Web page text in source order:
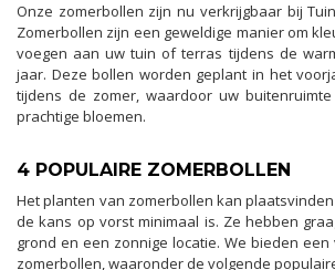
Onze zomerbollen zijn nu verkrijgbaar bij
Zomerbollen zijn een geweldige manier om
voegen aan uw tuin of terras tijdens de
jaar. Deze bollen worden geplant in het
tijdens de zomer, waardoor uw
prachtige bloemen.
4 POPULAIRE ZOMERBOLLEN
Het planten van zomerbollen kan
de kans op vorst minimaal is. Ze hebben
grond en een zonnige locatie. We bieden
zomerbollen, waaronder de volgende